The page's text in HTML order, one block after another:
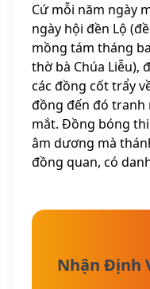
Cứ mỗi năm ngày
ngày hội đền Lộ
mồng tám tháng
thờ bà Chúa Liễu),
các đồng cốt trẩy
đồng đến đó tranh
mắt. Đồng bóng
âm dương mà
đồng quan, có
Nhận Định